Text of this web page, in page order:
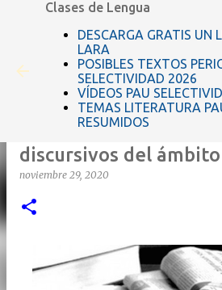
Clases de Lengua
DESCARGA GRATIS UN
LARA
POSIBLES TEXTOS
SELECTIVIDAD 2026
VÍDEOS PAU
TEMAS LITERATURA
RESUMIDOS
Los textos
discursivos del
noviembre 29, 2020